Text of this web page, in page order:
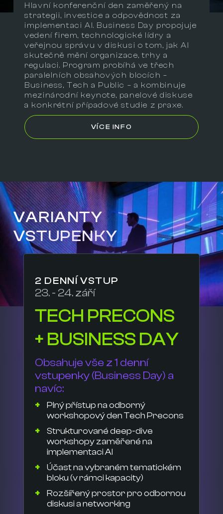
Hlavní konferenční den zaměřený na
strategii, investice a odpovědnost za
implementaci AI. Business Day propojuje
vedení firem, technologické lídry a
veřejnou správu v diskusi o tom, jak AI
skutečně mění organizace, trhy a
regulaci. Program probíhá ve třech
paralelních obsahových blocích –
Business, Tech a Public – a kombinuje
mezinárodní keynote, panelové diskuse
a konkrétní případové studie z praxe.
VÍCE INFO
VARIANTY
VSTUPENKY
2 DENNÍ VSTUP
23. - 24. září
TECH PRECONS
+ BUSINESS DAY
Obsahuje vše z 1 denní
vstupenky (Business Day) a
navíc:
Plný přístup na odborný
workshopový den Tech Precons
Strukturované deep-dive
workshopy zaměřené na
implementaci AI
Účast na vybraném tematickém
bloku (v rámci kapacity)
Rozšířený prostor pro odbornou
diskusi a networking